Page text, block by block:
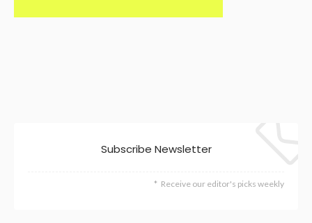
Subscribe Newsletter
Receive our editor's picks weekly